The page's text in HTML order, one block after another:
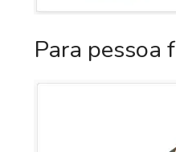
Para pessoa